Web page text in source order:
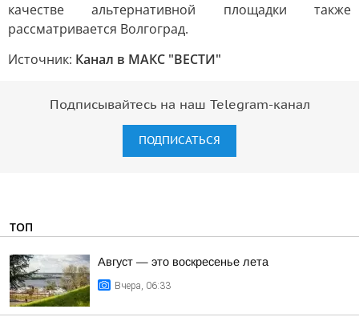
качестве альтернативной площадки также
рассматривается Волгоград.
Источник: Канал в МАКС "ВЕСТИ"
Подписывайтесь на наш Telegram-канал
ПОДПИСАТЬСЯ
ТОП
Август — это воскресенье лета
Вчера, 06:33